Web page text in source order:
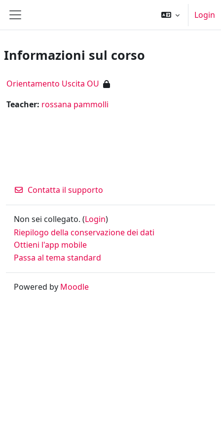
Pannello laterale
Login
Informazioni sul corso
Orientamento Uscita OU
Teacher: rossana pammolli
Contatta il supporto
Non sei collegato. (Login)
Riepilogo della conservazione dei dati
Ottieni l'app mobile
Passa al tema standard
Powered by Moodle